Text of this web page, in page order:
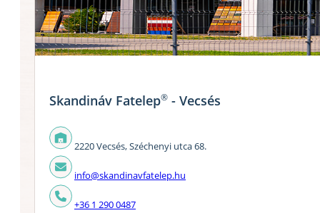
Skandináv Fatelep® - Vecsés
2220 Vecsés, Széchenyi utca 68.
info@skandinavfatelep.hu
+36 1 290 0487